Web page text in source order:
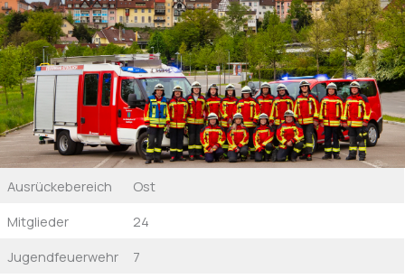
Ausrückebereich
Ost
Mitglieder
24
Jugendfeuerwehr
7